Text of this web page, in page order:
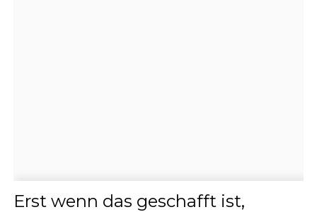
Erst wenn das geschafft ist,